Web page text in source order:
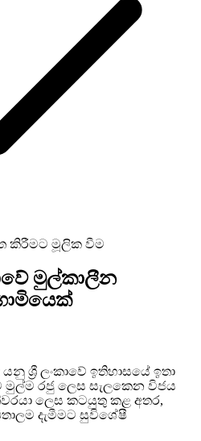
කිරීමට මූලික වීම
මුල්කාලීන
ශ්‍රී ලංකාවේ ඉතිහාසයේ ඉතා
මුල්ම රජු ලෙස සැලකෙන විජය
ලෙස කටයුතු කළ අතර,
දැමීමට සුවිශේෂී